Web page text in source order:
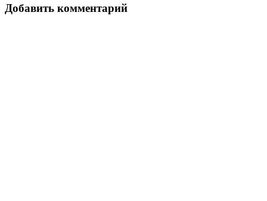
Добавить комментарий